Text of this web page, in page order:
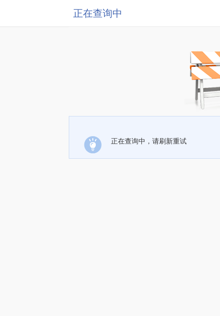
正在查询中
正在查询中，请刷新重试